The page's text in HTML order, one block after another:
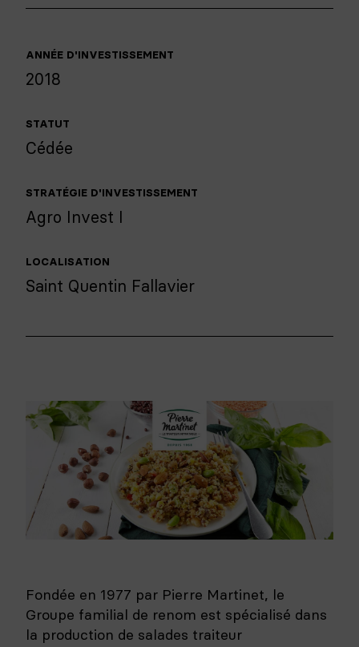
ANNÉE D'INVESTISSEMENT
2018
STATUT
Cédée
STRATÉGIE D'INVESTISSEMENT
Agro Invest I
LOCALISATION
Saint Quentin Fallavier
Fondée en 1977 par Pierre Martinet, le
Groupe familial de renom est spécialisé dans
la production de salades traiteur